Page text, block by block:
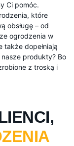
Ci pomóc.
które
obsługę – od
ogrodzenia w
także dopełniają
produkty? Bo
z troską i